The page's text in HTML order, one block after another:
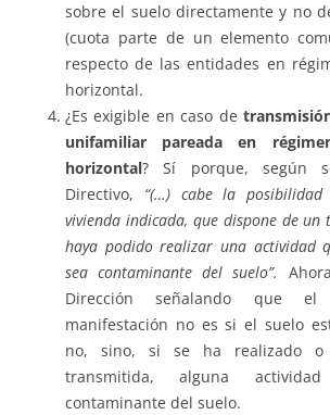
sobre el suelo directamente y no
(cuota parte de un elemento
respecto de las entidades en
horizontal.
¿Es exigible en caso de
unifamiliar pareada en
horizontal? Sí porque, según
Directivo, “(…) cabe la
vivienda indicada, que dispone de
haya podido realizar una actividad
sea contaminante del suelo”.
Dirección señalando que
manifestación no es si el suelo
no, sino, si se ha realizado
transmitida, alguna actividad
contaminante del suelo.